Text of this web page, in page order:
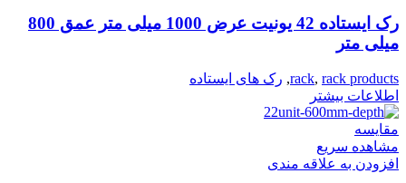
رک ایستاده 42 یونیت عرض 1000 میلی متر عمق 800
میلی متر
rack, rack products
, رک های ایستاده
اطلاعات بیشتر
مقایسه
مشاهده سریع
افزودن به علاقه مندی